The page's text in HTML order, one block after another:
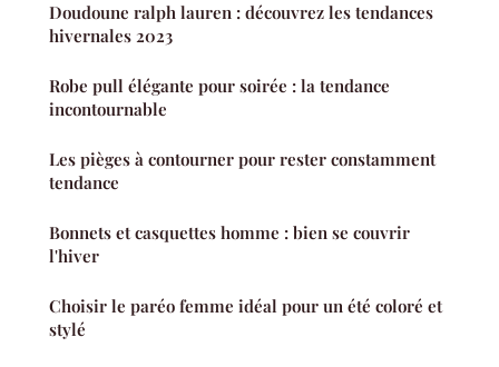
Doudoune ralph lauren : découvrez les tendances
hivernales 2023
Robe pull élégante pour soirée : la tendance
incontournable
Les pièges à contourner pour rester constamment
tendance
Bonnets et casquettes homme : bien se couvrir
l'hiver
Choisir le paréo femme idéal pour un été coloré et
stylé